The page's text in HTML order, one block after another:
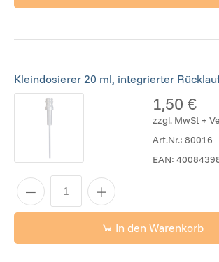
Kleindosierer 20 ml, integrierter
1,50 €
zzgl. MwSt +
Art.Nr.:80016
EAN:
In den Warenkorb